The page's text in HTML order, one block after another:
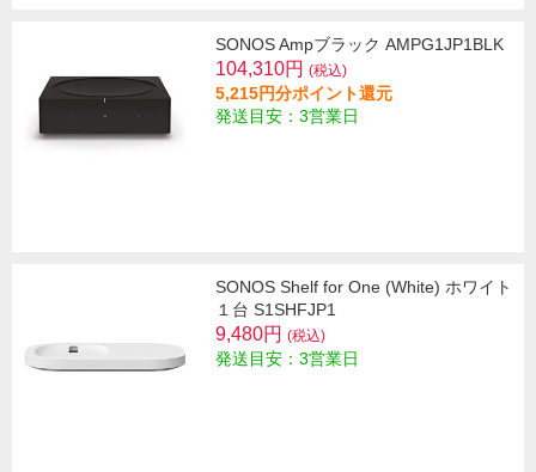
SONOS Ampブラック AMPG1JP1BLK
104,310円 (税込)
5,215円分ポイント還元
発送目安：3営業日
SONOS Shelf for One (White) ホワイト
１台 S1SHFJP1
9,480円 (税込)
発送目安：3営業日